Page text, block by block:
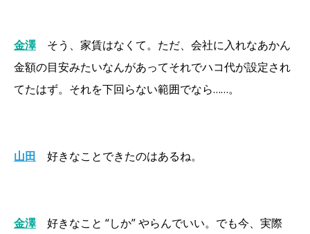
金澤
そう、家賃はなくて。ただ、会社に入れなあかん
金額の目安みたいなんがあってそれでハコ代が設定され
てたはず。それを下回らない範囲でなら……。
山田 好きなことできたのはあるね。
金澤
好きなこと “しか” やらんでいい。でも今、実際